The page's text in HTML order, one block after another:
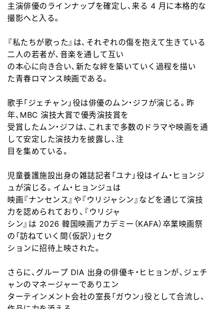
主演俳優のラインナップを確定し、 来 る 4 月に本格的な
撮影へと入る。
『私たちが歌った』は、それぞれの傷を抱えて生きている
二人の若者が、音楽を通して互い
の本心に向き合い、新たな絆を築いていく過程を描い
た青春ロマンス映画である。
歌手「ジェチャン」役は俳優のムン・ ジフが演じる。昨
年、 MBC 演技大賞で優秀演技賞を
受賞したムン・ ジフは、これまで多数のドラマや映画を通
して安定した演技力を披露し、注
目を集めている。
児童養護施設出身の雑誌記者「ユナ」役はイム ・ ヒョンジ
ュが演じる。イム・ ヒョンジュは
映画 『ナンセンス』や『ウリジャシン』などを通じて演技
力を認められており、『ウリジャ
シン』は 2026 韓国映画アカデミ ー （KAFA）卒業映画祭
の「訪ねていく間（仮訳）」セク
ションに招待上映された。
さらに、グルー プ DIA 出身の俳優キ ・ ヒヒョンが、ジェチ
ャンのマネージャーでありエン
タ ーテインメント会社の室長「ガウン」役として合流し、